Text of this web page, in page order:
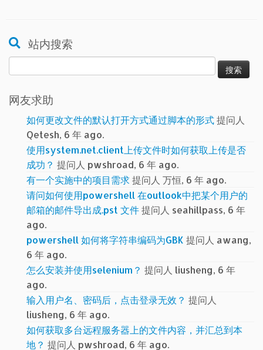
站内搜索
索：
网友求助
如何更改文件的默认打开方式通过脚本的形式提问人
Qetesh, 6 年 ago.
使用system.net.client上传文件时如何获取上传是否
成功？ 提问人 pwshroad, 6 年 ago.
有一个实施中的项目需求提问人 万恒, 6 年 ago.
请问如何使用powershell 在outlook中把某个用户的
邮箱的邮件导出成.pst 文件提问人 seahillpass, 6 年
ago.
powershell 如何将字符串编码为GBK 提问人 awang,
6 年 ago.
怎么安装并使用selenium？ 提问人 liusheng, 6 年
ago.
输入用户名、密码后，点击登录无效？ 提问人
liusheng, 6 年 ago.
如何获取多台远程服务器上的文件内容，并汇总到本
地？ 提问人 pwshroad, 6 年 ago.